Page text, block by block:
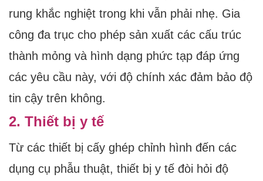
rung khắc nghiệt trong khi vẫn phải nhẹ. Gia
công đa trục cho phép sản xuất các cấu trúc
thành mỏng và hình dạng phức tạp đáp ứng
các yêu cầu này, với độ chính xác đảm bảo độ
tin cậy trên không.
2. Thiết bị y tế
Từ các thiết bị cấy ghép chỉnh hình đến các
dụng cụ phẫu thuật, thiết bị y tế đòi hỏi độ